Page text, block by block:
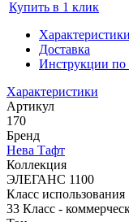
Купить в 1 клик
Характеристики
Доставка
Инструкции по
Характеристики
Артикул
170
Бренд
Нева Тафт
Коллекция
ЭЛЕГАНС 1100
Класс использования
33 Класс -